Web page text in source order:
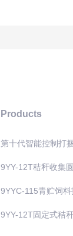
Products
第十代智能控制打
9YY-12T秸秆收集
9YYC-115青贮饲
9YY-12T固定式秸